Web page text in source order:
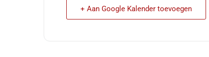
+ Aan Google Kalender toevoegen